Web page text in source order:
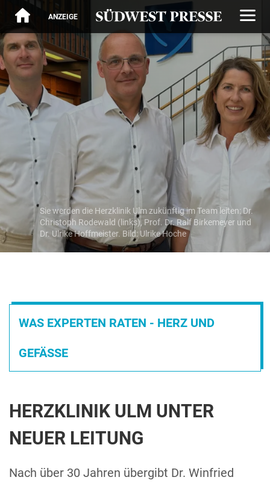
ANZEIGE
Sie werden die Herzklinik Ulm zukünftig im Team leiten: Dr.
Christoph Rodewald (links), Prof. Dr. Ralf Birkemeyer und
Dr. Ulrike Hoffmeister. Bild: Ulrike Hoche
WAS EXPERTEN RATEN - HERZ UND
GEFÄSSE
HERZKLINIK ULM UNTER
NEUER LEITUNG
Nach über 30 Jahren übergibt Dr. Winfried